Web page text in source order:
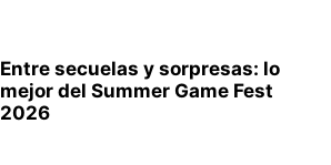
Entre secuelas y sorpresas: lo
mejor del Summer Game Fest
2026